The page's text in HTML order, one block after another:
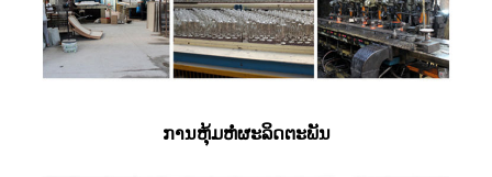
ການຫຸ້ມຫໍ່ຜະລິດຕະພັນ